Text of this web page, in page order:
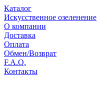
Каталог
Искусственное озеленение
О компании
Доставка
Оплата
Обмен/Возврат
F.A.Q.
Контакты